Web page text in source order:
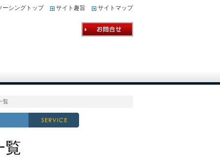
ーシングトップ サイト趣旨 サイトマップ
覧
覧